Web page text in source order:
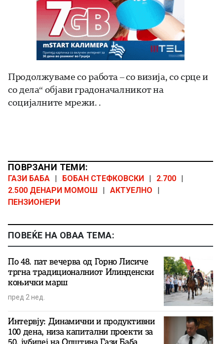
Продолжуваме со работа – со визија, со срце и
со дела“ објави градоначалникот на
социјалните мрежи. .
ПОВРЗАНИ ТЕМИ:
ГАЗИ БАБА | БОБАН СТЕФКОВСКИ | 2.700 |
2.500 ДЕНАРИ МОМОШ
| АКТУЕЛНО
|
ПЕНЗИОНЕРИ
ПОВЕЌЕ НА ОВАА ТЕМА:
По 48. пат вечерва од Горно Лисиче
тргна традиционалниот Илинденски
коњички марш
пред 2 нед.
Интервју: Динамични и продуктивни
100 дена, низа капитални проекти за